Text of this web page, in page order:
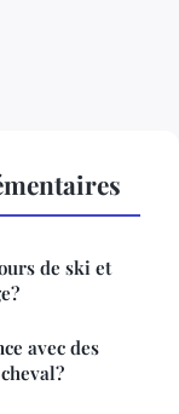
de ski et
avec des